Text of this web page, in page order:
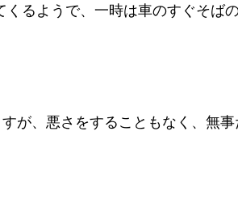
るようで、一時は車のすぐそば
が、悪さをすることもなく、無事